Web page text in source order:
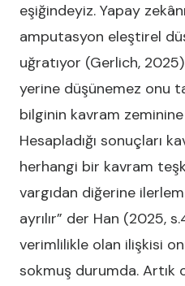
eşiğindeyiz. Yapay
amputasyon eleştirel
uğratıyor (Gerlich,
yerine düşünemez onu
bilginin kavram
Hesapladığı sonuçları
herhangi bir kavram
vargıdan diğerine
ayrılır” der Han (2025,
verimlilikle olan ilişkisi
sokmuş durumda. Artık